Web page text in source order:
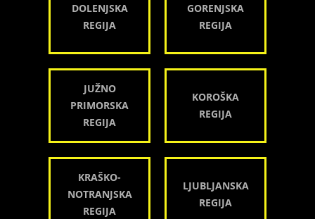
DOLENJSKA
REGIJA
GORENJSKA
REGIJA
JUŽNO
PRIMORSKA
REGIJA
KOROŠKA
REGIJA
KRAŠKO-
NOTRANJSKA
REGIJA
LJUBLJANSKA
REGIJA